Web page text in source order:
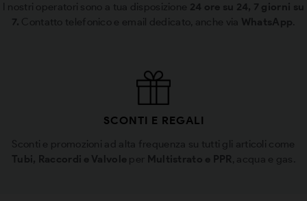
I nostri operatori sono a tua disposizione 24 ore su 24, 7 giorni su
7. Contatto telefonico e email dedicato, anche via WhatsApp
SCONTI E REGALI
Sconti e promozioni ad alta frequenza su tutti gli articoli come
Tubi, Raccordi e Valvole per Multistrato e PPR , acqua e gas.